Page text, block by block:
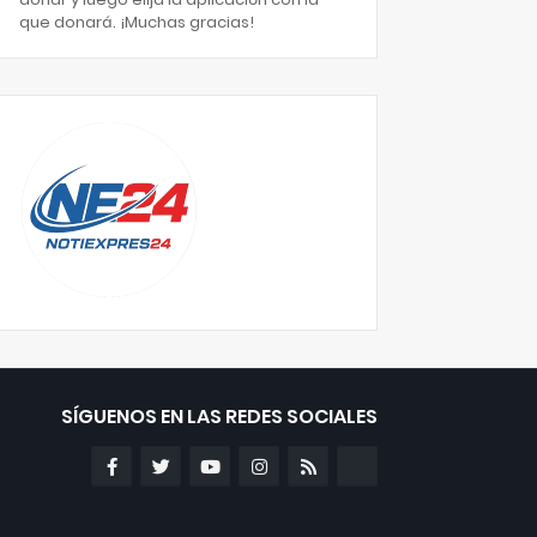
que donará. ¡Muchas gracias!
SÍGUENOS EN LAS REDES SOCIALES